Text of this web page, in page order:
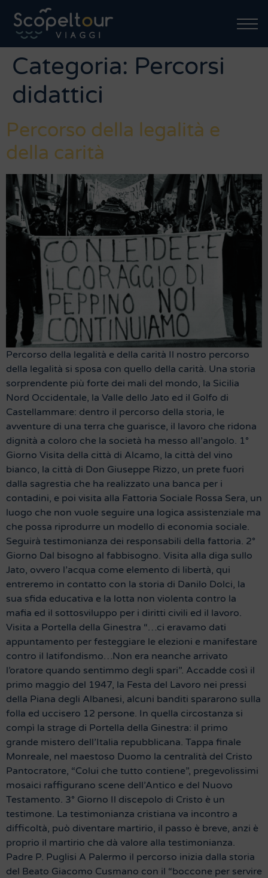
Categoria: Percorsi
didattici
Percorso della legalità e
della carità
Percorso della legalità e della carità Il nostro percorso
della legalità si sposa con quello della carità. Una storia
sorprendente più forte dei mali del mondo, la Sicilia
Nord Occidentale, la Valle dello Jato ed il Golfo di
Castellammare: dentro il percorso della storia, le
avventure di una terra che guarisce, il lavoro che ridona
dignità a coloro che la società ha messo all’angolo. 1°
Giorno Visita della città di Alcamo, la città del vino
bianco, la città di Don Giuseppe Rizzo, un prete fuori
dalla sagrestia che ha realizzato una banca per i
contadini, e poi visita alla Fattoria Sociale Rossa Sera, un
luogo che non vuole seguire una logica assistenziale ma
che possa riprodurre un modello di economia sociale.
Seguirà testimonianza dei responsabili della fattoria. 2°
Giorno Dal bisogno al fabbisogno. Visita alla diga sullo
Jato, ovvero l’acqua come elemento di libertà, qui
entreremo in contatto con la storia di Danilo Dolci, la
sua sfida educativa e la lotta non violenta contro la
mafia ed il sottosviluppo per i diritti civili ed il lavoro.
Visita a Portella della Ginestra “…ci eravamo dati
appuntamento per festeggiare le elezioni e manifestare
contro il latifondismo…Non era neanche arrivato
l’oratore quando sentimmo degli spari”. Accadde così il
primo maggio del 1947, la Festa del Lavoro nei pressi
della Piana degli Albanesi, alcuni banditi spararono sulla
folla ed uccisero 12 persone. In quella circostanza si
compì la strage di Portella della Ginestra: il primo
grande mistero dell’Italia repubblicana. Tappa finale
Monreale, nel maestoso Duomo la centralità del Cristo
Pantocratore, “Colui che tutto contiene”, pregevolissimi
mosaici raffigurano scene dell’Antico e del Nuovo
Testamento. 3° Giorno Il discepolo di Cristo è un
testimone. La testimonianza cristiana va incontro a
difficoltà, può diventare martirio, il passo è breve, anzi è
proprio il martirio che dà valore alla testimonianza.
Padre P. Puglisi A Palermo il percorso inizia dalla storia
del Beato Giacomo Cusmano con il “boccone per servire